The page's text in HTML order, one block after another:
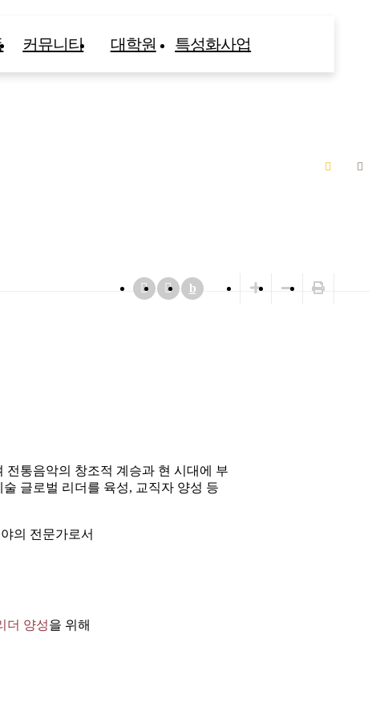
커뮤니티 대학원 특성화사업
b
전통음악의 창조적 계승과 현 시대에 부
글로벌 리더를 육성, 교직자 양성 등
의 전문가로서
더 양성을 위해